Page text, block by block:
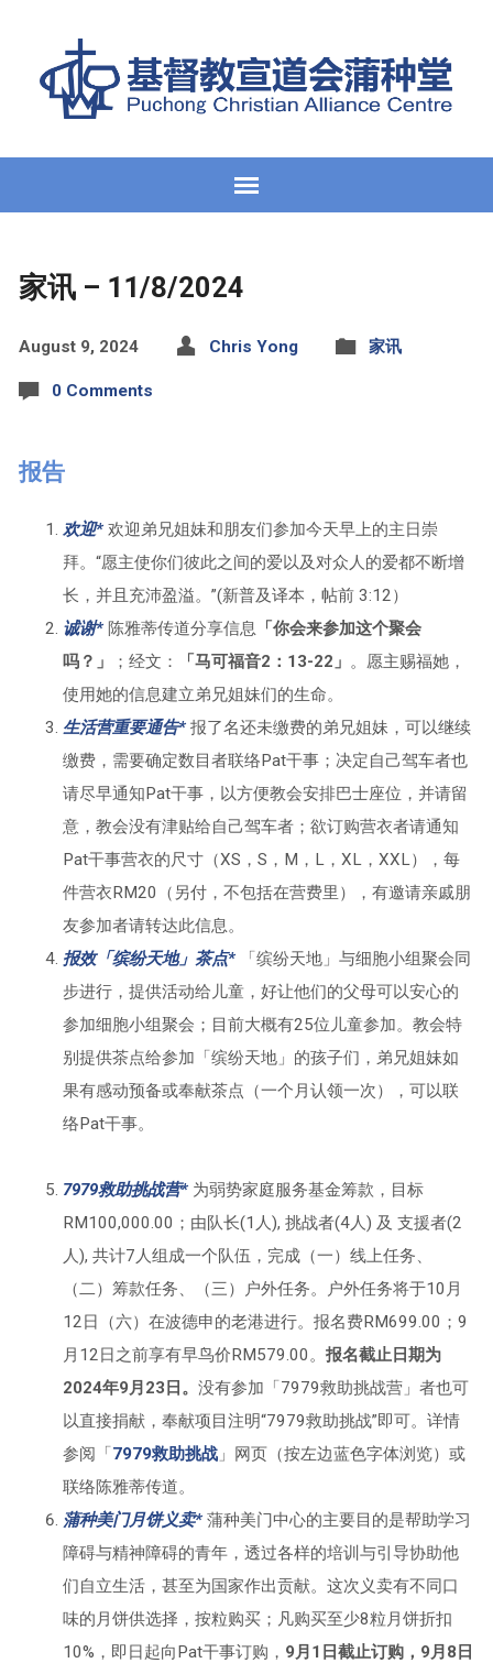
家讯 – 11/8/2024
August 9, 2024 Chris Yong 家讯
0 Comments
报告
欢迎*欢迎弟兄姐妹和朋友们参加今天早上的主日崇
拜。“愿主使你们彼此之间的爱以及对众人的爱都不断增
长，并且充沛盈溢。”(新普及译本，帖前 3:12）
诚谢*陈雅蒂传道分享信息 「你会来参加这个聚会
吗？」
；经文： 「马可福音2：13-22」 。愿主赐福她，
使用她的信息建立弟兄姐妹们的生命。
生活营重要通告*报了名还未缴费的弟兄姐妹，可以继续
缴费，需要确定数目者联络Pat干事；决定自己驾车者也
请尽早通知Pat干事，以方便教会安排巴士座位，并请留
意，教会没有津贴给自己驾车者；欲订购营衣者请通知
Pat干事营衣的尺寸（XS，S，M，L，XL，XXL），每
件营衣RM20（另付，不包括在营费里），有邀请亲戚朋
友参加者请转达此信息。
报效「缤纷天地」茶点*
「缤纷天地」与细胞小组聚会同
步进行，提供活动给儿童，好让他们的父母可以安心的
参加细胞小组聚会；目前大概有25位儿童参加。教会特
别提供茶点给参加「缤纷天地」的孩子们，弟兄姐妹如
果有感动预备或奉献茶点（一个月认领一次），可以联
络Pat干事。
7979救助挑战营* 为弱势家庭服务基金筹款，目标
RM100,000.00；由队长(1人), 挑战者(4人) 及 支援者(2
人), 共计7人组成一个队伍，完成（一）线上任务、
（二）筹款任务、（三）户外任务。户外任务将于10月
12日（六）在波德申的老港进行。报名费RM699.00；9
月12日之前享有早鸟价RM579.00。 报名截止日期为
2024年9月23日。 没有参加「7979救助挑战营」者也可
以直接捐献，奉献项目注明“7979救助挑战”即可。详情
参阅「7979救助挑战」网页（按左边蓝色字体浏览）或
联络陈雅蒂传道。
蒲种美门月饼义卖*蒲种美门中心的主要目的是帮助学习
障碍与精神障碍的青年，透过各样的培训与引导协助他
们自立生活，甚至为国家作出贡献。这次义卖有不同口
味的月饼供选择，按粒购买；凡购买至少8粒月饼折扣
10%，即日起向Pat干事订购， 9月1日截止订购，9月8日